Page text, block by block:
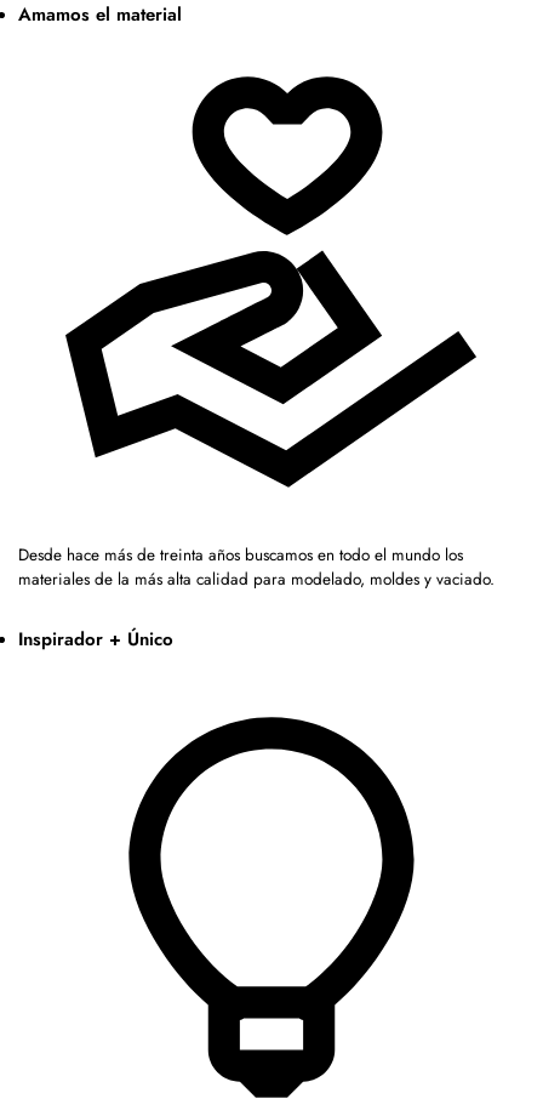
Amamos el material
Desde hace más de treinta años buscamos en todo el mundo los
materiales de la más alta calidad para modelado, moldes y vaciado.
Inspirador + Único